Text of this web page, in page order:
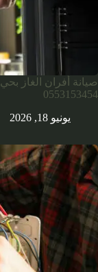
صيانة أفران الغاز
0553153454
يونيو 18, 2026